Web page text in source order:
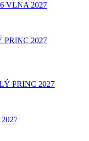
VLNA 2027
PRINC 2027